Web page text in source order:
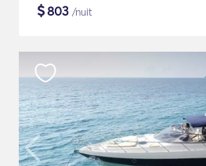
$803 /nuit